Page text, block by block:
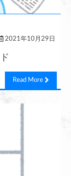
2021年10月29日
Read More